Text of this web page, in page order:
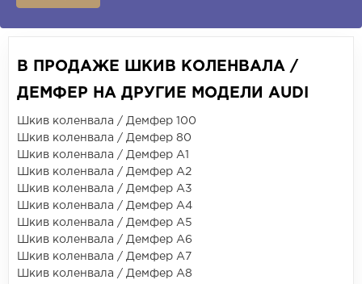
В ПРОДАЖЕ ШКИВ КОЛЕНВАЛА /
ДЕМФЕР НА ДРУГИЕ МОДЕЛИ AUDI
Шкив коленвала / Демфер 100
Шкив коленвала / Демфер 80
Шкив коленвала / Демфер A1
Шкив коленвала / Демфер A2
Шкив коленвала / Демфер A3
Шкив коленвала / Демфер A4
Шкив коленвала / Демфер A5
Шкив коленвала / Демфер A6
Шкив коленвала / Демфер A7
Шкив коленвала / Демфер A8